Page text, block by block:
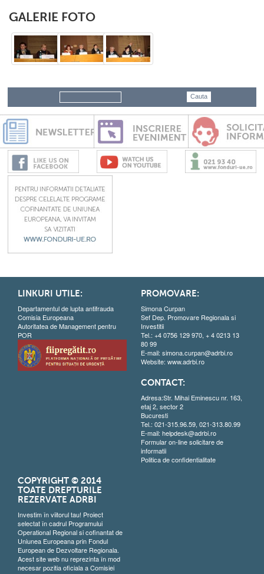
GALERIE FOTO
LINKURI UTILE:
Departamentul de lupta antifrauda
Comisia Europeana
Autoritatea de Management pentru
POR
PROMOVARE:
Simona Curpan
Sef Dep. Promovare Regionala si
Investitii
Tel.: +4 0756 129 970, + 4 0213 13
80 99
E-mail: simona.curpan@adrbi.ro
Website: www.adrbi.ro
CONTACT:
Adresa:Str. Mihai Eminescu nr. 163,
etaj 2, sector 2
Bucuresti
Tel.: 021-315.96.59, 021-313.80.99
E-mail: helpdesk@adrbi.ro
Formular on-line solicitare de
informatii
Politica de confidentialitate
COPYRIGHT © 2014
TOATE DREPTURILE
REZERVATE ADRBI
Investim în viitorul tau! Proiect
selectat în cadrul Programului
Operational Regional si cofinantat de
Uniunea Europeana prin Fondul
European de Dezvoltare Regionala.
Acest site web nu reprezinta în mod
necesar pozitia oficiala a Comisiei